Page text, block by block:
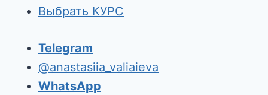
Выбрать КУРС
Telegram
@anastasiia_valiaieva
WhatsApp